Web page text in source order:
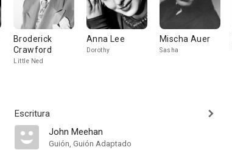
Broderick
Crawford
Little Ned
Anna Lee
Dorothy
Mischa Auer
Sasha
Escritura
John Meehan
Guión, Guión Adaptado